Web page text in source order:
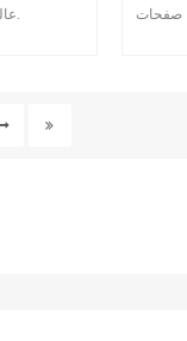
عالية جدًا ويبدو مميزًا وأنيقًا.
صفحات